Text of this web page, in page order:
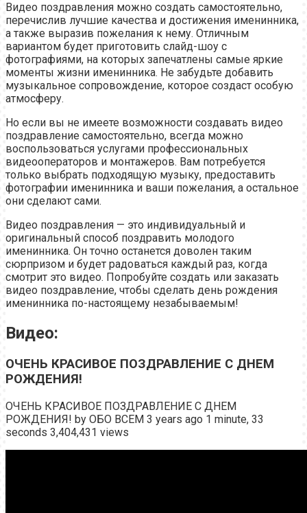
Видео поздравления можно создать самостоятельно,
перечислив лучшие качества и достижения именинника,
а также выразив пожелания к нему. Отличным
вариантом будет приготовить слайд-шоу с
фотографиями, на которых запечатлены самые яркие
моменты жизни именинника. Не забудьте добавить
музыкальное сопровождение, которое создаст особую
атмосферу.
Но если вы не имеете возможности создавать видео
поздравление самостоятельно, всегда можно
воспользоваться услугами профессиональных
видеооператоров и монтажеров. Вам потребуется
только выбрать подходящую музыку, предоставить
фотографии именинника и ваши пожелания, а остальное
они сделают сами.
Видео поздравления — это индивидуальный и
оригинальный способ поздравить молодого
именинника. Он точно останется доволен таким
сюрпризом и будет радоваться каждый раз, когда
смотрит это видео. Попробуйте создать или заказать
видео поздравление, чтобы сделать день рождения
именинника по-настоящему незабываемым!
Видео:
ОЧЕНЬ КРАСИВОЕ ПОЗДРАВЛЕНИЕ С ДНЕМ
РОЖДЕНИЯ!
ОЧЕНЬ КРАСИВОЕ ПОЗДРАВЛЕНИЕ С ДНЕМ
РОЖДЕНИЯ! by ОБО ВСЕМ 3 years ago 1 minute, 33
seconds 3,404,431 views